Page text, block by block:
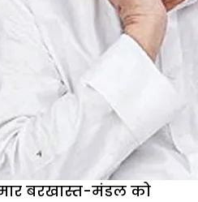
बरखास्त-मंडल को